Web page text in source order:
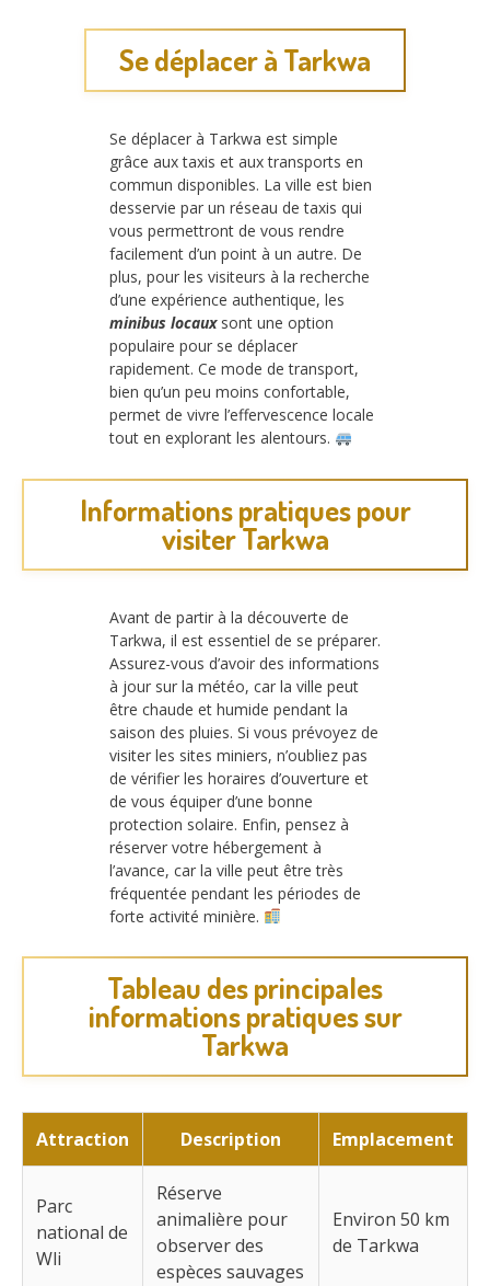
Se déplacer à Tarkwa
Se déplacer à Tarkwa est simple
grâce aux taxis et aux transports en
commun disponibles. La ville est bien
desservie par un réseau de taxis qui
vous permettront de vous rendre
facilement d’un point à un autre. De
plus, pour les visiteurs à la recherche
d’une expérience authentique, les
minibus locauxsont une option
populaire pour se déplacer
rapidement. Ce mode de transport,
bien qu’un peu moins confortable,
permet de vivre l’effervescence locale
tout en explorant les alentours.
Informations pratiques pour
visiter Tarkwa
Avant de partir à la découverte de
Tarkwa, il est essentiel de se préparer.
Assurez-vous d’avoir des informations
à jour sur la météo, car la ville peut
être chaude et humide pendant la
saison des pluies. Si vous prévoyez de
visiter les sites miniers, n’oubliez pas
de vérifier les horaires d’ouverture et
de vous équiper d’une bonne
protection solaire. Enfin, pensez à
réserver votre hébergement à
l’avance, car la ville peut être très
fréquentée pendant les périodes de
forte activité minière.
Tableau des principales
informations pratiques sur
Tarkwa
Attraction Description Emplacement
Parc
national de
Wli
Réserve
animalière pour
observer des
espèces sauvages
Environ 50 km
de Tarkwa